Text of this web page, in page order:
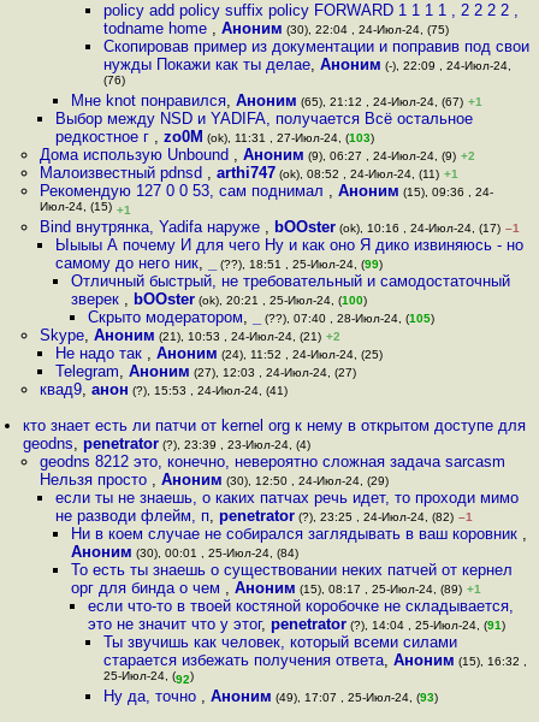
policy add policy suffix policy FORWARD 1 1 1 1 , 2 2 2 2 ,
todname home , Аноним (30), 22:04 , 24-Июл-24, (75)
Скопировав пример из документации и поправив под свои
нужды Покажи как ты делае, Аноним (-), 22:09 , 24-Июл-24,
(76)
Мне knot понравился,Аноним (65), 21:12 , 24-Июл-24, (67) +1
Выбор между NSD и YADIFA, получается Всё остальное
редкостное г , zo0M (ok), 11:31 , 27-Июл-24, (103)
Дома использую Unbound , Аноним (9), 06:27 , 24-Июл-24, (9) +2
Малоизвестный pdnsd , arthi747(ok), 08:52 , 24-Июл-24, (11) +1
Рекомендую 127 0 0 53, сам поднимал , Аноним (15), 09:36 , 24-
Июл-24, (15) +1
Bind внутрянка, Yadifa наруже , bOOster(ok), 10:16 , 24-Июл-24, (17) –1
Ыыыы А почему И для чего Ну и как оно Я дико извиняюсь - но
самому до него ник, (??), 18:51 , 25-Июл-24, (99)
Отличный быстрый, не требовательный и самодостаточный
зверек , bOOster (ok), 20:21 , 25-Июл-24, (100)
Скрыто модератором, (??), 07:40 , 28-Июл-24, (105)
Skype, Аноним (21), 10:53 , 24-Июл-24, (21) +2
Не надо так , Аноним (24), 11:52 , 24-Июл-24, (25)
Telegram, Аноним (27), 12:03 , 24-Июл-24, (27)
квад9, анон (?), 15:53 , 24-Июл-24, (41)
кто знает есть ли патчи от kernel org к нему в открытом доступе для
geodns,penetrator (?), 23:39 , 23-Июл-24, (4)
geodns 8212 это, конечно, невероятно сложная задача sarcasm
Нельзя просто , Аноним (30), 12:50 , 24-Июл-24, (29)
если ты не знаешь, о каких патчах речь идет, то проходи мимо
не разводи флейм, п, penetrator(?), 23:25 , 24-Июл-24, (82) –1
Ни в коем случае не собирался заглядывать в ваш коровник ,
Аноним (30), 00:01 , 25-Июл-24, (84)
То есть ты знаешь о существовании неких патчей от кернел
орг для бинда о чем ,Аноним (15), 08:17 , 25-Июл-24, (89) +1
если что-то в твоей костяной коробочке не складывается,
это не значит что у этог, penetrator(?), 14:04 , 25-Июл-24, (91)
Ты звучишь как человек, который всеми силами
старается избежать получения ответа, Аноним (15), 16:32 ,
25-Июл-24, (92)
Ну да, точно , Аноним (49), 17:07 , 25-Июл-24, (93)